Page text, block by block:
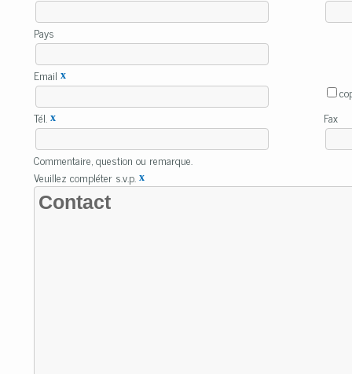
Pays
Email x
Tél. x Fax
Commentaire, question ou remarque.
Veuillez compléter s.v.p. x